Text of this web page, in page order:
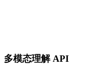
多模态理解 API